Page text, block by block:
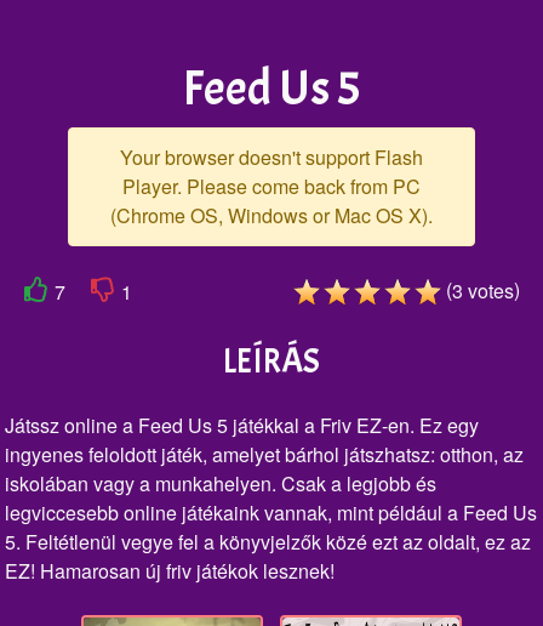
Feed Us 5
Your browser doesn't support Flash
Player. Please come back from PC
(Chrome OS, Windows or Mac OS X).
7 1 (3 votes)
LEÍRÁS
Játssz online a Feed Us 5 játékkal a Friv EZ-en. Ez egy
ingyenes feloldott játék, amelyet bárhol játszhatsz: otthon, az
iskolában vagy a munkahelyen. Csak a legjobb és
legviccesebb online játékaink vannak, mint például a Feed Us
5. Feltétlenül vegye fel a könyvjelzők közé ezt az oldalt, ez az
EZ! Hamarosan új friv játékok lesznek!